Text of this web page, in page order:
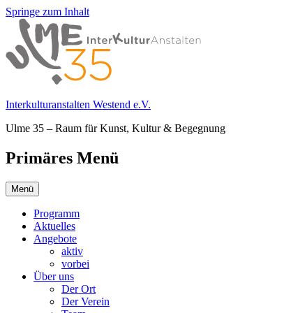
Springe zum Inhalt
Interkulturanstalten Westend e.V.
Ulme 35 – Raum für Kunst, Kultur & Begegnung
Primäres Menü
Menü
Programm
Aktuelles
Angebote
aktiv
vorbei
Über uns
Der Ort
Der Verein